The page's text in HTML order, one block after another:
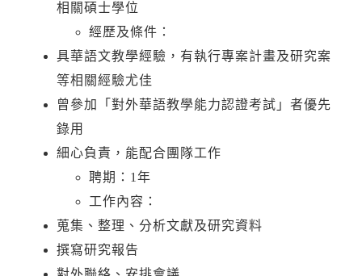
相關碩士學位
經歷及條件：
具華語文教學經驗，有執行專案計畫及研究案
等相關經驗尤佳
曾參加「對外華語教學能力認證考試」者優先
錄用
細心負責，能配合團隊工作
聘期：1年
工作內容：
蒐集、整理、分析文獻及研究資料
撰寫研究報告